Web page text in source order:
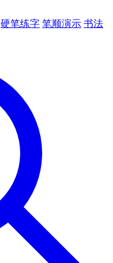
硬笔练字 笔顺演示 书法